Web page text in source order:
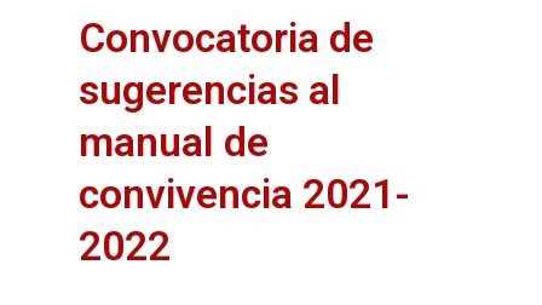
Convocatoria de
sugerencias al
manual de
convivencia 2021-
2022